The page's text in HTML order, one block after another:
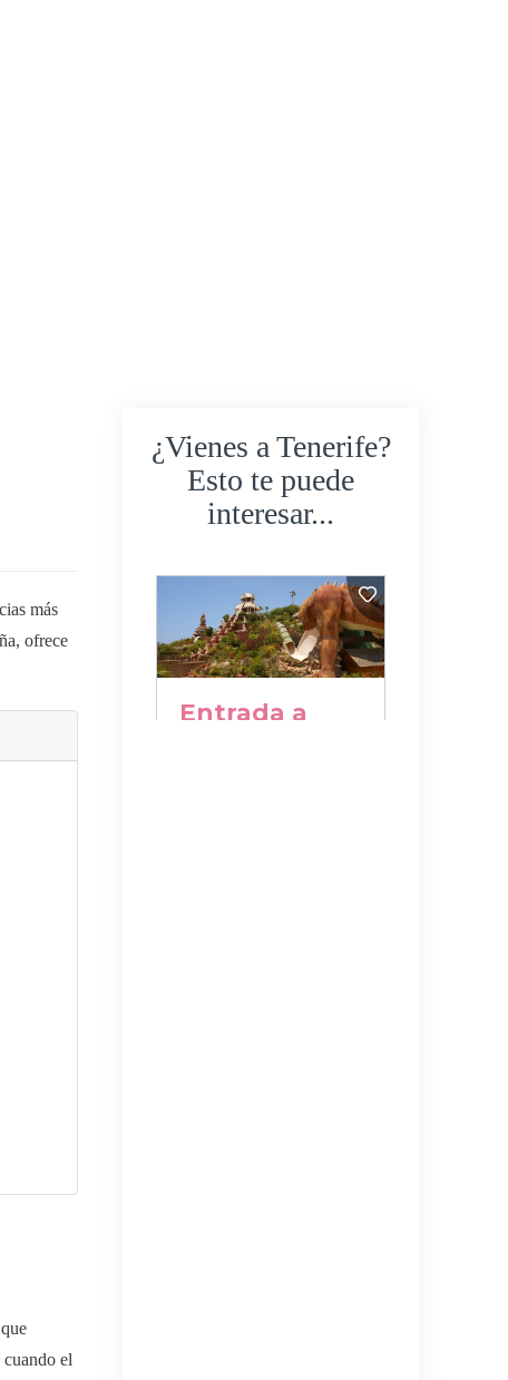
más
ofrece
el
¿Vienes a Tenerife?
Esto te puede
interesar...